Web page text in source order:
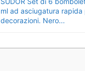
ml ad asciugatura
decorazioni. Nero...